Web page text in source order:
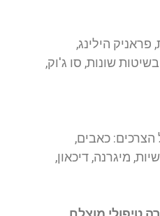
פראניק הילינג,
שונות, סו ג'וק,
כאבים,
מיגרנה, דיכאון,